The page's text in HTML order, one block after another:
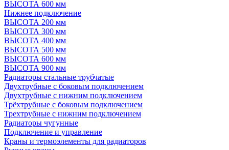
ВЫСОТА 600 мм
Нижнее подключение
ВЫСОТА 200 мм
ВЫСОТА 300 мм
ВЫСОТА 400 мм
ВЫСОТА 500 мм
ВЫСОТА 600 мм
ВЫСОТА 900 мм
Радиаторы стальные трубчатые
Двухтрубные с боковым подключением
Двухтрубные с нижним подключением
Трёхтрубные с боковым подключением
Трехтрубные с нижним подключением
Радиаторы чугунные
Подключение и управление
Краны и термоэлементы для радиаторов